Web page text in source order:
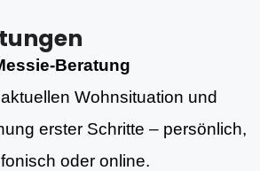
Beratung
Wohnsituation und
erster Schritte – persönlich,
oder online.